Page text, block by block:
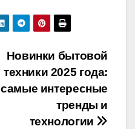
Новинки бытовой
техники 2025 года:
самые интересные
тренды и
технологии